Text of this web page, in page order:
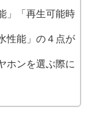
」「再生可能時
性能」の４点が
ホンを選ぶ際に